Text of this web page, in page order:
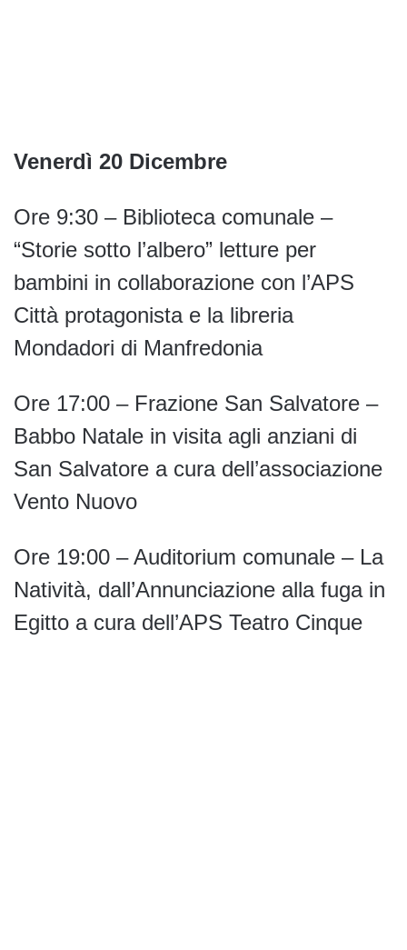
Venerdì 20 Dicembre
Ore 9:30 – Biblioteca comunale –
“Storie sotto l’albero” letture per
bambini in collaborazione con l’APS
Città protagonista e la libreria
Mondadori di Manfredonia
Ore 17:00 – Frazione San Salvatore –
Babbo Natale in visita agli anziani di
San Salvatore a cura dell’associazione
Vento Nuovo
Ore 19:00 – Auditorium comunale – La
Natività, dall’Annunciazione alla fuga in
Egitto a cura dell’APS Teatro Cinque